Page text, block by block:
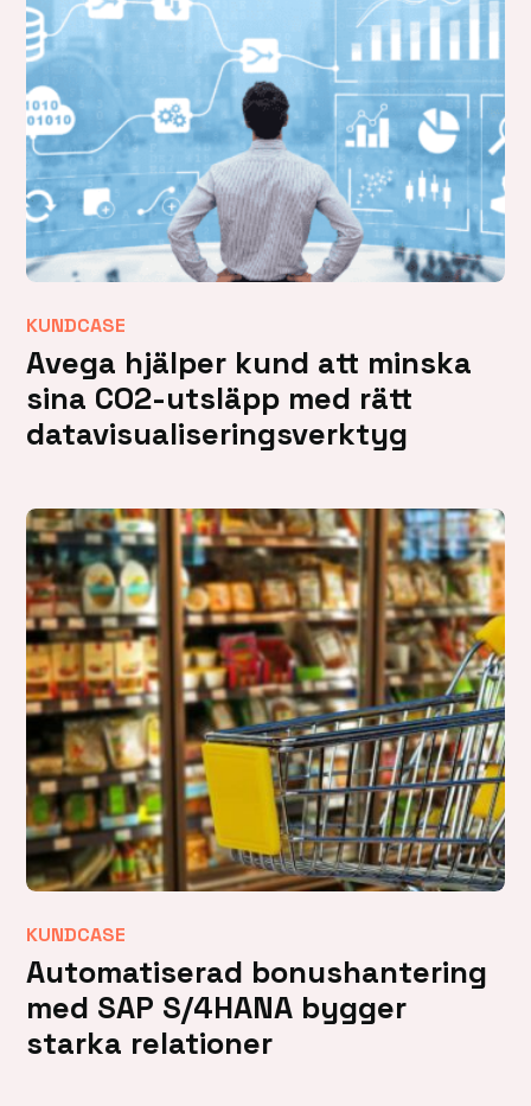
KUNDCASE
Avega hjälper kund att minska
sina CO2-utsläpp med rätt
datavisualiseringsverktyg
KUNDCASE
Automatiserad bonushantering
med SAP S/4HANA bygger
starka relationer